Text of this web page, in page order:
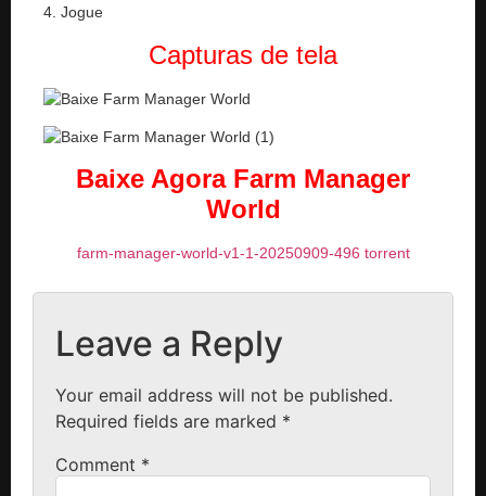
4. Jogue
Capturas de tela
Baixe Agora Farm Manager
World
farm-manager-world-v1-1-20250909-496 torrent
Leave a Reply
Your email address will not be published.
Required fields are marked *
Comment *